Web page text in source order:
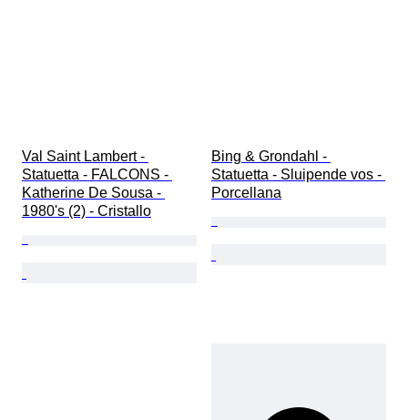
Val Saint Lambert -
Statuetta - FALCONS -
Katherine De Sousa -
1980's (2) - Cristallo
Bing & Grondahl -
Statuetta - Sluipende vos -
Porcellana